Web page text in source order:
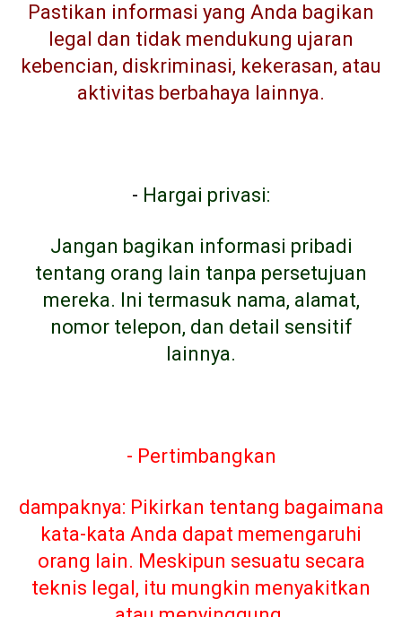
Pastikan informasi yang Anda bagikan
legal dan tidak mendukung ujaran
kebencian, diskriminasi, kekerasan, atau
aktivitas berbahaya lainnya.
- Hargai privasi:
Jangan bagikan informasi pribadi
tentang orang lain tanpa persetujuan
mereka. Ini termasuk nama, alamat,
nomor telepon, dan detail sensitif
lainnya.
- Pertimbangkan
dampaknya: Pikirkan tentang bagaimana
kata-kata Anda dapat memengaruhi
orang lain. Meskipun sesuatu secara
teknis legal, itu mungkin menyakitkan